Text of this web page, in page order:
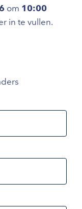
om 10:00
in te vullen.